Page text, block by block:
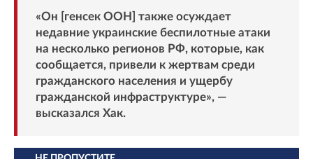
«Он [генсек ООН] также осуждает
недавние украинские беспилотные атаки
на несколько регионов РФ, которые, как
сообщается, привели к жертвам среди
гражданского населения и ущербу
гражданской инфраструктуре», —
высказался Хак.